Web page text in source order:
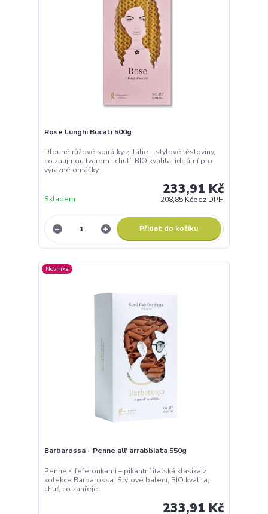
Rose Lunghi Bucati 500g
Dlouhé růžové spirálky z Itálie – stylové těstoviny,
co zaujmou tvarem i chutí. BIO kvalita, ideální pro
výrazné omáčky.
233,91 Kč
208,85 Kčbez DPH
Skladem
Přidat do košíku
Novinka
Barbarossa - Penne all' arrabbiata 550g
Penne s feferonkami – pikantní italská klasika z
kolekce Barbarossa. Stylové balení, BIO kvalita,
chuť, co zahřeje.
233,91 Kč